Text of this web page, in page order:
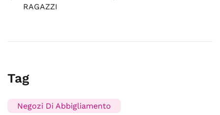
RAGAZZI
Tag
Negozi Di Abbigliamento